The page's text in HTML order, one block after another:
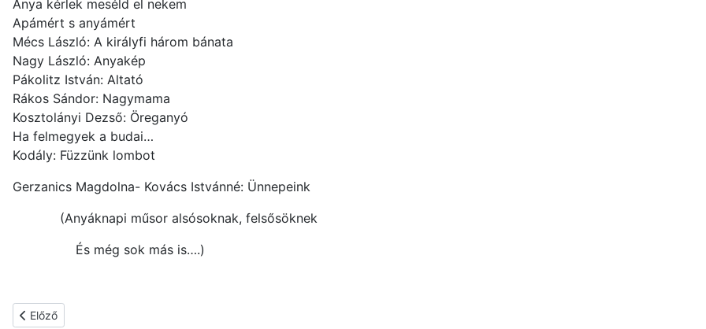
Anya kérlek meséld el nekem
Apámért s anyámért
Mécs László: A királyfi három bánata
Nagy László: Anyakép
Pákolitz István: Altató
Rákos Sándor: Nagymama
Kosztolányi Dezső: Öreganyó
Ha felmegyek a budai…
Kodály: Füzzünk lombot
Gerzanics Magdolna- Kovács Istvánné: Ünnepeink
(Anyáknapi műsor alsósoknak, felsősöknek
És még sok más is….)
Előző cikk: Dalok anyák napjára
Előző